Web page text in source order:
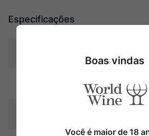
Especificações
Boas vindas
Você é maior de 18